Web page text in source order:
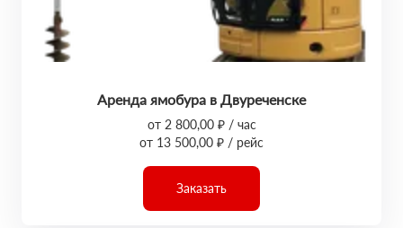
Аренда ямобура в Двуреченске
от 2 800,00 ₽ / час
от 13 500,00 ₽ / рейс
Заказать